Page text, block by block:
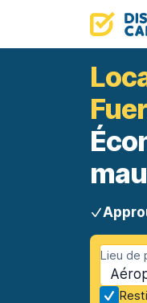
Lieu de